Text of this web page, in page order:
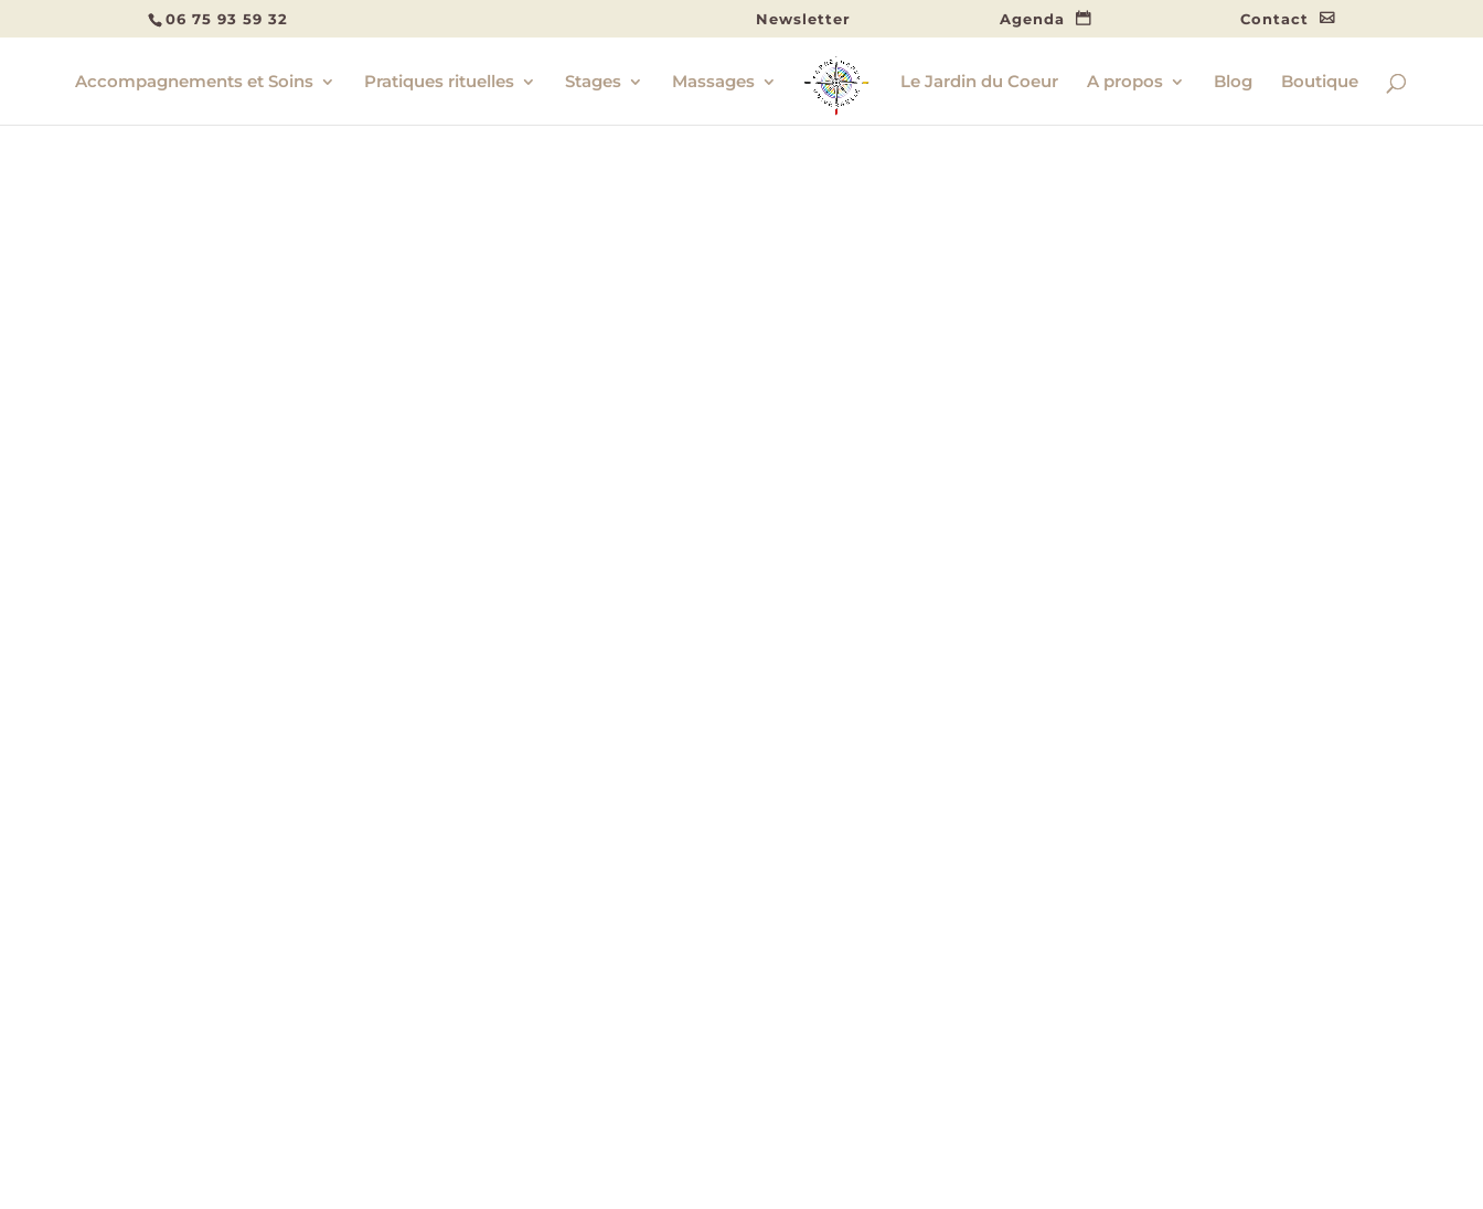
06 75 93 59 32 Newsletter Agenda Contact
Accompagnements et Soins Pratiques rituelles Stages Massages Le Jardin du Coeur A propos Blog Boutique